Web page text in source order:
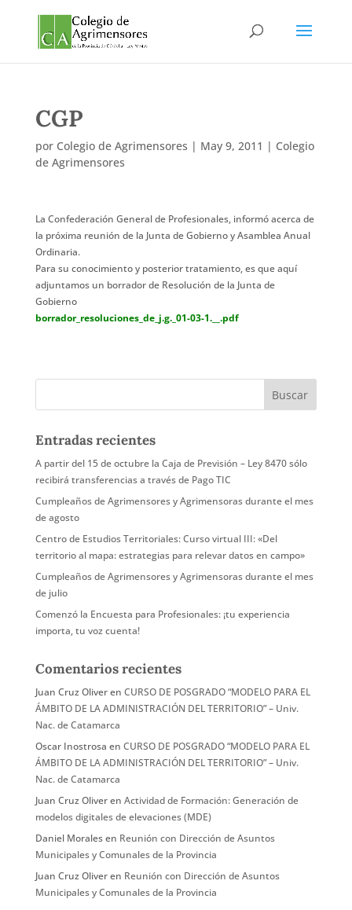
CGP
por Colegio de Agrimensores | May 9, 2011 | Colegio
de Agrimensores
La Confederación General de Profesionales, informó acerca de
la próxima reunión de la Junta de Gobierno y Asamblea Anual
Ordinaria.
Para su conocimiento y posterior tratamiento, es que aquí
adjuntamos un borrador de Resolución de la Junta de
Gobierno
borrador_resoluciones_de_j.g._01-03-1.__.pdf
Entradas recientes
A partir del 15 de octubre la Caja de Previsión – Ley 8470 sólo
recibirá transferencias a través de Pago TIC
Cumpleaños de Agrimensores y Agrimensoras durante el mes
de agosto
Centro de Estudios Territoriales: Curso virtual III: «Del
territorio al mapa: estrategias para relevar datos en campo»
Cumpleaños de Agrimensores y Agrimensoras durante el mes
de julio
Comenzó la Encuesta para Profesionales: ¡tu experiencia
importa, tu voz cuenta!
Comentarios recientes
Juan Cruz Oliveren CURSO DE POSGRADO “MODELO PARA EL
ÁMBITO DE LA ADMINISTRACIÓN DEL TERRITORIO” – Univ.
Nac. de Catamarca
Oscar Inostrosa en CURSO DE POSGRADO “MODELO PARA EL
ÁMBITO DE LA ADMINISTRACIÓN DEL TERRITORIO” – Univ.
Nac. de Catamarca
Juan Cruz Oliveren Actividad de Formación: Generación de
modelos digitales de elevaciones (MDE)
Daniel Moralesen Reunión con Dirección de Asuntos
Municipales y Comunales de la Provincia
Juan Cruz Oliveren Reunión con Dirección de Asuntos
Municipales y Comunales de la Provincia